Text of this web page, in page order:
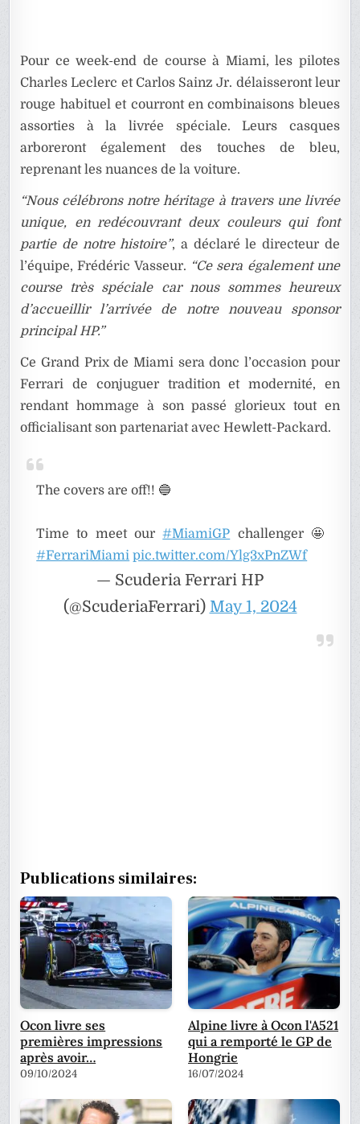
Pour ce week-end de course à Miami, les pilotes
Charles Leclerc et Carlos Sainz Jr. délaisseront leur
rouge habituel et courront en combinaisons bleues
assorties à la livrée spéciale. Leurs casques
arboreront également des touches de bleu,
reprenant les nuances de la voiture.
“Nous célébrons notre héritage à travers une livrée
unique, en redécouvrant deux couleurs qui font
partie de notre histoire”, a déclaré le directeur de
l’équipe, Frédéric Vasseur. “Ce sera également une
course très spéciale car nous sommes heureux
d’accueillir l’arrivée de notre nouveau sponsor
principal HP.”
Ce Grand Prix de Miami sera donc l’occasion pour
Ferrari de conjuguer tradition et modernité, en
rendant hommage à son passé glorieux tout en
officialisant son partenariat avec Hewlett-Packard.
The covers are off!! 🔵
Time to meet our#MiamiGP challenger 🤩
#FerrariMiami pic.twitter.com/Ylg3xPnZWf
— Scuderia Ferrari HP
(@ScuderiaFerrari) May 1, 2024
Publications similaires:
Ocon livre ses
premières impressions
après avoir…
09/10/2024
Alpine livre à Ocon l'A521
qui a remporté le GP de
Hongrie
16/07/2024